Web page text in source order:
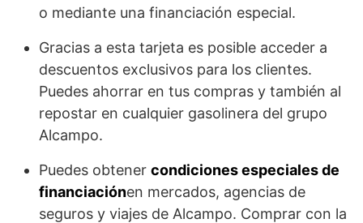
o mediante una financiación especial.
Gracias a esta tarjeta es posible acceder a
descuentos exclusivos para los clientes.
Puedes ahorrar en tus compras y también al
repostar en cualquier gasolinera del grupo
Alcampo.
Puedes obtener condiciones especiales de
financiaciónen mercados, agencias de
seguros y viajes de Alcampo. Comprar con la